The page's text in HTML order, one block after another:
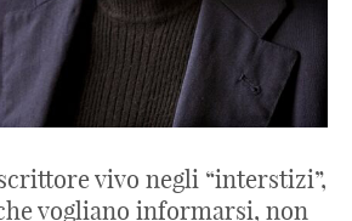
vivo negli “interstizi”,
vogliano informarsi, non